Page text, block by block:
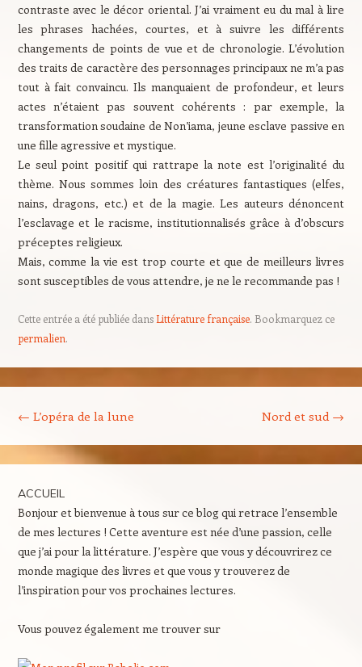
contraste avec le décor oriental. J’ai vraiment eu du mal à lire
les phrases hachées, courtes, et à suivre les différents
changements de points de vue et de chronologie. L’évolution
des traits de caractère des personnages principaux ne m’a pas
tout à fait convaincu. Ils manquaient de profondeur, et leurs
actes n’étaient pas souvent cohérents : par exemple, la
transformation soudaine de Non’iama, jeune esclave passive en
une fille agressive et mystique.
Le seul point positif qui rattrape la note est l’originalité du
thème. Nous sommes loin des créatures fantastiques (elfes,
nains, dragons, etc.) et de la magie. Les auteurs dénoncent
l’esclavage et le racisme, institutionnalisés grâce à d’obscurs
préceptes religieux.
Mais, comme la vie est trop courte et que de meilleurs livres
sont susceptibles de vous attendre, je ne le recommande pas !
Cette entrée a été publiée dansLittérature française. Bookmarquez ce
permalien.
← L’opéra de la lune Nord et sud →
ACCUEIL
Bonjour et bienvenue à tous sur ce blog qui retrace l’ensemble
de mes lectures ! Cette aventure est née d’une passion, celle
que j’ai pour la littérature. J’espère que vous y découvrirez ce
monde magique des livres et que vous y trouverez de
l’inspiration pour vos prochaines lectures.
Vous pouvez également me trouver sur